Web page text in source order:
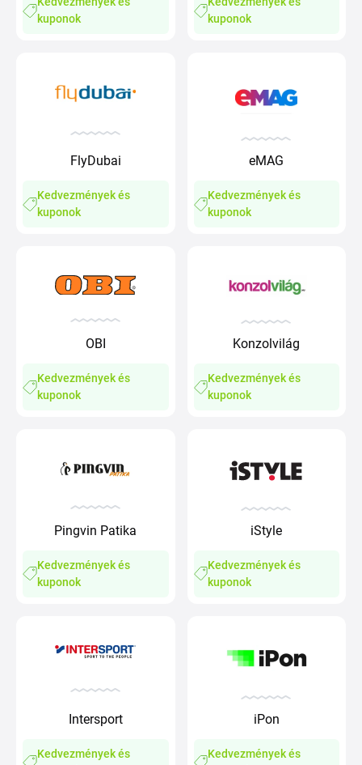
kuponok
kuponok
FlyDubai
Kedvezmények és
kuponok
eMAG
Kedvezmények és
kuponok
OBI
Kedvezmények és
kuponok
Konzolvilág
Kedvezmények és
kuponok
Pingvin Patika
Kedvezmények és
kuponok
iStyle
Kedvezmények és
kuponok
Intersport
Kedvezmények és
iPon
Kedvezmények és